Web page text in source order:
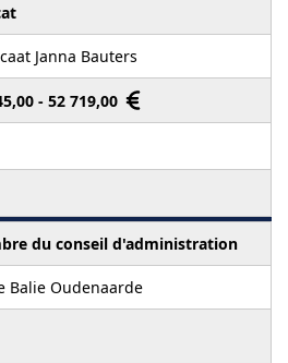
Janna Bauters
- 52 719,00
du conseil d'administration
Balie Oudenaarde